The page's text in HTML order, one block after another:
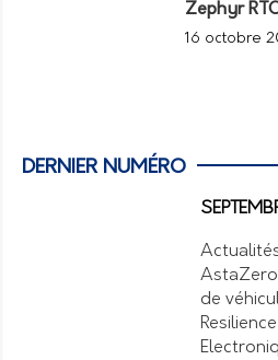
Zephyr
16 octobre
DERNIER NUMÉRO
de